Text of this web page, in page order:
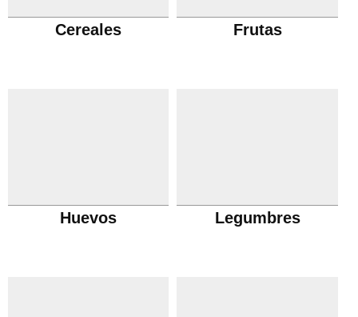
Cereales Frutas
Huevos Legumbres